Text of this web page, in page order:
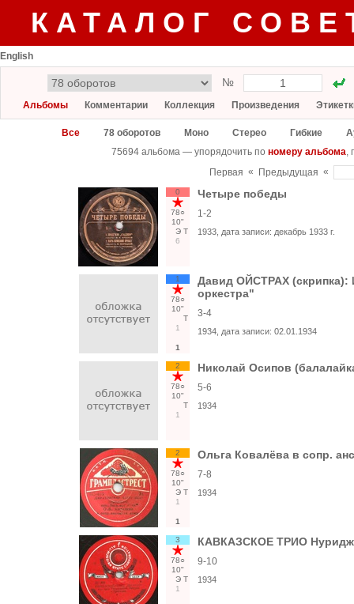
КАТАЛОГ
English
№
Альбомы Комментарии Коллекция Произведения
Все 78 оборотов Моно Стерео Гибкие
75694 альбома — упорядочить по номеру альбома,
Первая « Предыдущая «
0
78○
10"
Э Т
6
Четыре победы
1-2
1933 , дата записи: декабрь 1933 г.
1
78○
10"
Т
1
1
Давид ОЙСТРАХ (скрипка):
оркестра"
3-4
1934 , дата записи: 02.01.1934
2
78○
10"
Т
1
Николай Осипов
5-6
1934
2
78○
10"
Э Т
1
1
Ольга Ковалёва в сопр.
7-8
1934
3
78○
10"
Э Т
1
КАВКАЗСКОЕ ТРИО
9-10
1934